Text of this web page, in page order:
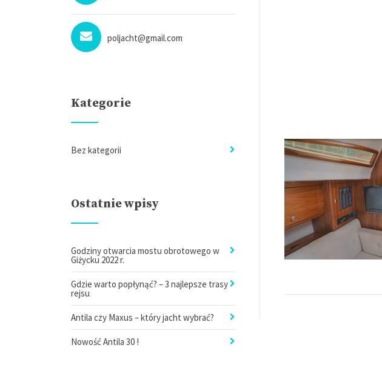
poljacht@gmail.com
Kategorie
Bez kategorii
Ostatnie wpisy
Godziny otwarcia mostu obrotowego w
Giżycku 2022 r.
Gdzie warto popłynąć? – 3 najlepsze trasy
rejsu
Antila czy Maxus – który jacht wybrać?
Nowość Antila 30 !